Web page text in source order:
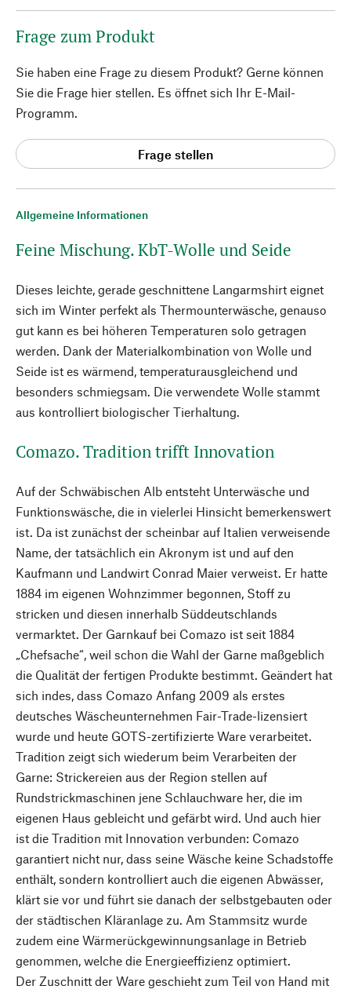
Allgemeine Informationen
Feine Mischung. KbT-Wolle und Seide
Dieses leichte, gerade geschnittene Langarmshirt eignet
sich im Winter perfekt als Thermounterwäsche, genauso
gut kann es bei höheren Temperaturen solo getragen
werden. Dank der Materialkombination von Wolle und
Seide ist es wärmend, temperaturausgleichend und
besonders schmiegsam. Die verwendete Wolle stammt
aus kontrolliert biologischer Tierhaltung.
Comazo. Tradition trifft Innovation
Auf der Schwäbischen Alb entsteht Unterwäsche und
Funktionswäsche, die in vielerlei Hinsicht bemerkenswert
ist. Da ist zunächst der scheinbar auf Italien verweisende
Name, der tatsächlich ein Akronym ist und auf den
Kaufmann und Landwirt Conrad Maier verweist. Er hatte
1884 im eigenen Wohnzimmer begonnen, Stoff zu
stricken und diesen innerhalb Süddeutschlands
vermarktet. Der Garnkauf bei Comazo ist seit 1884
„Chefsache“, weil schon die Wahl der Garne maßgeblich
die Qualität der fertigen Produkte bestimmt. Geändert hat
sich indes, dass Comazo Anfang 2009 als erstes
deutsches Wäscheunternehmen Fair-Trade-lizensiert
wurde und heute GOTS-zertifizierte Ware verarbeitet.
Tradition zeigt sich wiederum beim Verarbeiten der
Garne: Strickereien aus der Region stellen auf
Rundstrickmaschinen jene Schlauchware her, die im
eigenen Haus gebleicht und gefärbt wird. Und auch hier
ist die Tradition mit Innovation verbunden: Comazo
garantiert nicht nur, dass seine Wäsche keine Schadstoffe
enthält, sondern kontrolliert auch die eigenen Abwässer,
klärt sie vor und führt sie danach der selbstgebauten oder
der städtischen Kläranlage zu. Am Stammsitz wurde
zudem eine Wärmerückgewinnungsanlage in Betrieb
genommen, welche die Energieeffizienz optimiert.
Der Zuschnitt der Ware geschieht zum Teil von Hand mit
Frage zum Produkt
Sie haben eine Frage zu diesem Produkt? Gerne können
Sie die Frage hier stellen. Es öffnet sich Ihr E-Mail-
Programm.
Frage stellen